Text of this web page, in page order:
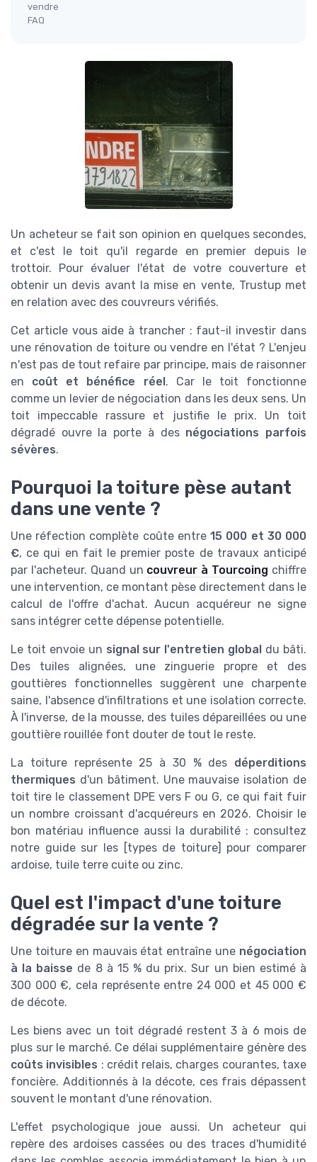
vendre
FAQ
Un acheteur se fait son opinion en quelques secondes,
et c'est le toit qu'il regarde en premier depuis le
trottoir. Pour évaluer l'état de votre couverture et
obtenir un devis avant la mise en vente, Trustup met
en relation avec des couvreurs vérifiés.
Cet article vous aide à trancher : faut-il investir dans
une rénovation de toiture ou vendre en l'état ? L'enjeu
n'est pas de tout refaire par principe, mais de raisonner
en coût et bénéfice réel. Car le toit fonctionne
comme un levier de négociation dans les deux sens. Un
toit impeccable rassure et justifie le prix. Un toit
dégradé ouvre la porte à des négociations parfois
sévères.
Pourquoi la toiture pèse autant
dans une vente ?
Une réfection complète coûte entre15 000 et 30 000
€, ce qui en fait le premier poste de travaux anticipé
par l'acheteur. Quand un couvreur à Tourcoing chiffre
une intervention, ce montant pèse directement dans le
calcul de l'offre d'achat. Aucun acquéreur ne signe
sans intégrer cette dépense potentielle.
Le toit envoie un signal sur l'entretien global du bâti.
Des tuiles alignées, une zinguerie propre et des
gouttières fonctionnelles suggèrent une charpente
saine, l'absence d'infiltrations et une isolation correcte.
À l'inverse, de la mousse, des tuiles dépareillées ou une
gouttière rouillée font douter de tout le reste.
La toiture représente 25 à 30 % des déperditions
thermiques d'un bâtiment. Une mauvaise isolation de
toit tire le classement DPE vers F ou G, ce qui fait fuir
un nombre croissant d'acquéreurs en 2026. Choisir le
bon matériau influence aussi la durabilité : consultez
notre guide sur les [types de toiture] pour comparer
ardoise, tuile terre cuite ou zinc.
Quel est l'impact d'une toiture
dégradée sur la vente ?
Une toiture en mauvais état entraîne une négociation
à la baisse de 8 à 15 % du prix. Sur un bien estimé à
300 000 €, cela représente entre 24 000 et 45 000 €
de décote.
Les biens avec un toit dégradé restent 3 à 6 mois de
plus sur le marché. Ce délai supplémentaire génère des
coûts invisibles : crédit relais, charges courantes, taxe
foncière. Additionnés à la décote, ces frais dépassent
souvent le montant d'une rénovation.
L'effet psychologique joue aussi. Un acheteur qui
repère des ardoises cassées ou des traces d'humidité